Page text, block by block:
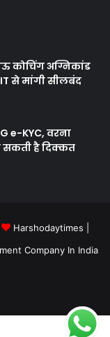
कोचिंग अग्निकांड
से मांगी सीलबंद
e-KYC, वरना
सकती है दिक्कत
Harshodaytimes
Company In India